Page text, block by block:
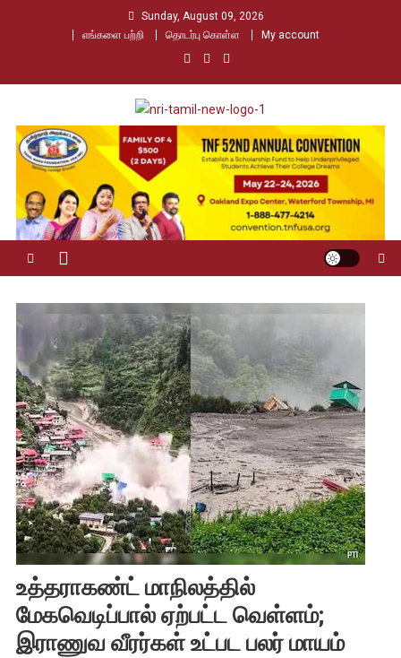
Sunday, August 09, 2026
எங்களை பற்றி
தொடர்பு கொள்ள My account
Nri Tamil
உலக தமிழர்களின் உரத்த குரல்
உத்தராகண்ட் மாநிலத்தில்
மேகவெடிப்பால் ஏற்பட்ட வெள்ளம்;
இராணுவ வீரர்கள் உட்பட பலர் மாயம்